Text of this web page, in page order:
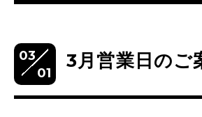
03
01
3月営業日のご